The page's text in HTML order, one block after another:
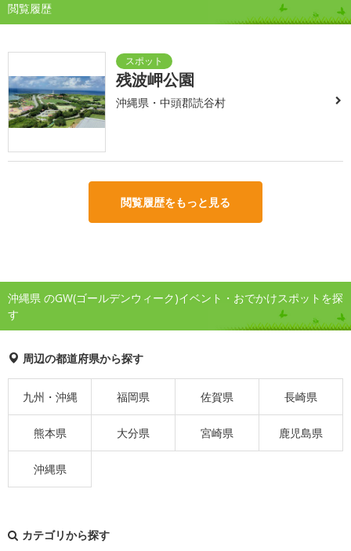
閲覧履歴
残波岬公園
沖縄県・中頭郡読谷村
閲覧履歴をもっと見る
沖縄県 のGW(ゴールデンウィーク)イベント・おでかけスポットを探
す
周辺の都道府県から探す
九州・沖縄 福岡県 佐賀県 長崎県
熊本県 大分県 宮崎県 鹿児島県
沖縄県
カテゴリから探す